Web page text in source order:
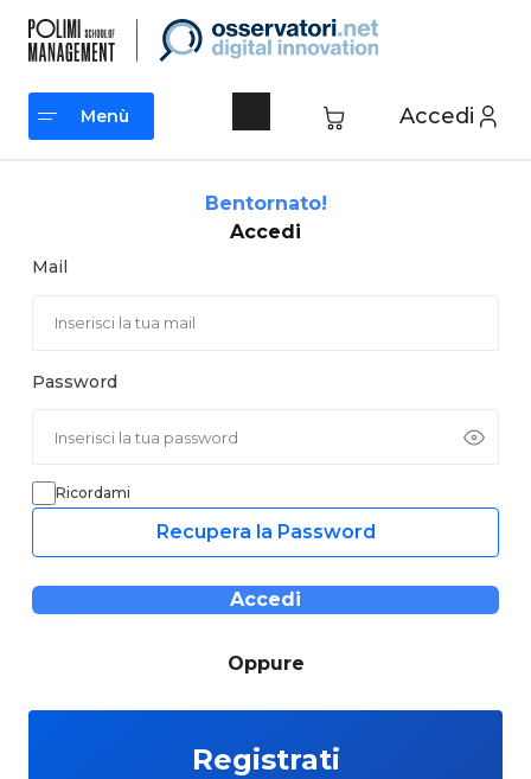
contenuto
Accedi
Menù
Bentornato!
Accedi
Mail
Password
Ricordami
Recupera la Password
Accedi
Oppure
Registrati